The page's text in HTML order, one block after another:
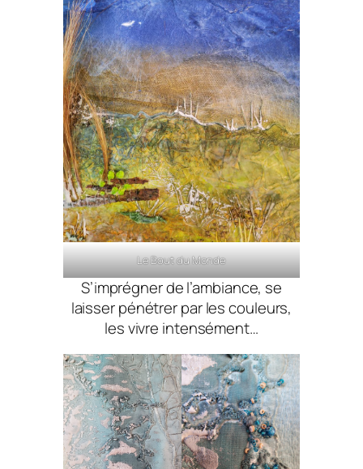
Le Bout du Monde
S’imprégner de l’ambiance, se
laisser pénétrer par les couleurs,
les vivre intensément…